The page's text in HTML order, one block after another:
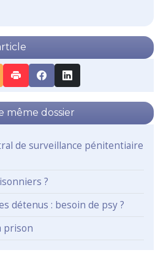
même dossier
de surveillance pénitentiaire
?
détenus : besoin de psy ?
prison